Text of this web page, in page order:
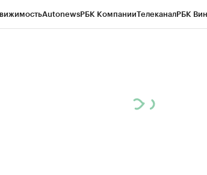
AutonewsРБК КомпанииТелеканалРБК